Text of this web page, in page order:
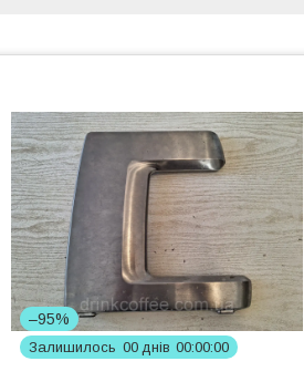
–95%
Залишилось 00 днів 00 00 00